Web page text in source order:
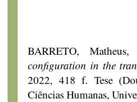
BARRETO,
configuration in the
2022, 418 f. Tese
Ciências Humanas,